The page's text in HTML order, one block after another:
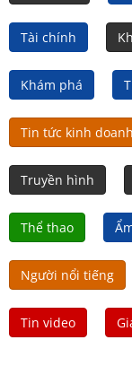
Tài chính
Khám phá
Tin tức kinh doanh
Truyền hình
Thể thao
Người nổi tiếng
Tin video